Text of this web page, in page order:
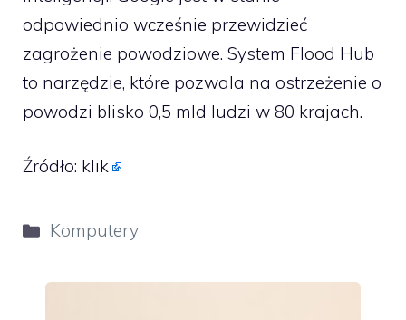
odpowiednio wcześnie przewidzieć
zagrożenie powodziowe. System Flood Hub
to narzędzie, które pozwala na ostrzeżenie o
powodzi blisko 0,5 mld ludzi w 80 krajach.
Źródło: klik
Kategorie
Komputery